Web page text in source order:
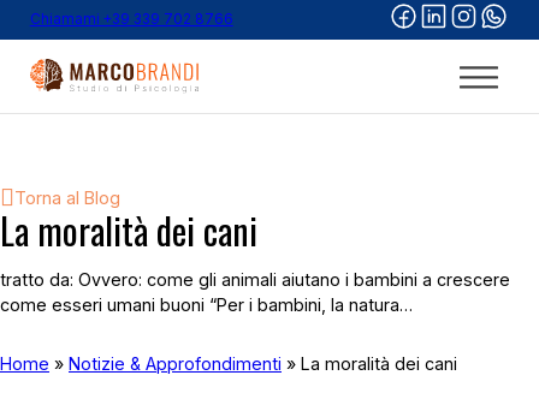
Chiamami +39 339 702 8766
La moralità dei cani
tratto da: Ovvero: come gli animali aiutano i bambini a crescere
come esseri umani buoni “Per i bambini, la natura…
Home » Notizie & Approfondimenti » La moralità dei cani
Torna al Blog